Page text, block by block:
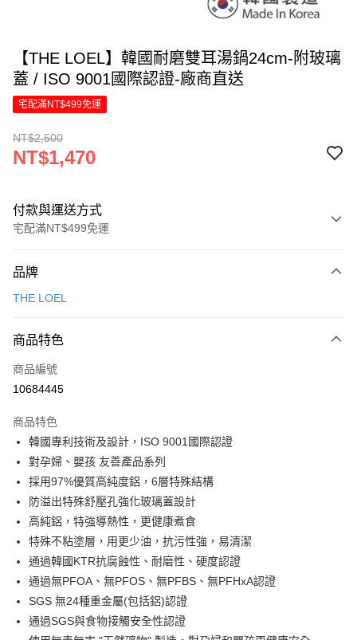
【THE LOEL】韓國耐磨雙耳湯鍋24cm-附玻璃
蓋 / ISO 9001國際認證-廠商直送
宅配滿NT$499免運
NT$2,500
NT$1,470
付款與運送方式
宅配滿NT$499免運
信用卡一次付款
6 期 0 利率 每期
合作金庫商業銀行
上海商業儲蓄銀行
臺灣中小企業銀行
匯豐（台灣）商業銀行
華泰商業銀行
聯邦商業銀行
元大商業銀行
永豐商業銀行
玉山商業銀行
星展（台灣）商業銀行
台灣樂天信用卡公司
LINE Pay
Apple Pay
街口支付
悠遊付
Google Pay
全盈+PAY
大哥付你分期
相關說明
【大哥付你分期使用說明】
1.本服務由台灣大哥大提供，台灣大哥大用戶可立即使用無須另外申請。
2.付款方式選擇「大哥付你分期」，訂單成立後會自動跳轉到大哥付的交易
流程，驗證手機門號後，選擇欲分期的期數、繳款截止日，確認付款後即完
AFTEE先享後付
相關說明
品牌
THE LOEL
商品特色
商品編號
10684445
商品特色
韓國專利技術及設計，ISO 9001國際認證
對孕婦、嬰孩 友善產品系列
採用97%優質高純度鋁，6層特殊結構
防溢出特殊舒壓孔強化玻璃蓋設計
高純鋁，特強導熱性，更健康煮食
特殊不粘塗層，用更少油，抗污性強，易清潔
通過韓國KTR抗腐蝕性、耐磨性、硬度認證
通過無PFOA、無PFOS、無PFBS、無PFHxA認證
SGS 無24種重金屬(包括鋁)認證
通過SGS與食物接觸安全性認證